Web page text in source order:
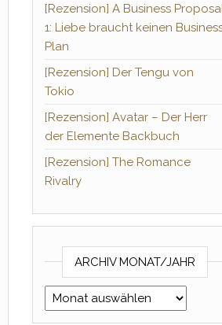
[Rezension] A Business
1: Liebe braucht keinen
Plan
[Rezension] Der Tengu von
Tokio
[Rezension] Avatar – Der Herr
der Elemente Backbuch
[Rezension] The Romance
Rivalry
ARCHIV MONAT/JAHR
Archiv Monat/Jahr